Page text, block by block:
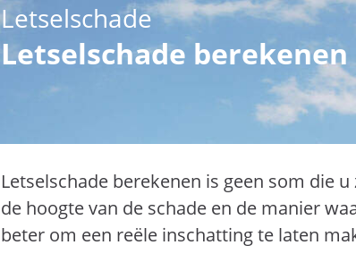
Letselschade
Letselschade berekenen
Letselschade berekenen is geen som die
de hoogte van de schade en de manier
beter om een reële inschatting te laten